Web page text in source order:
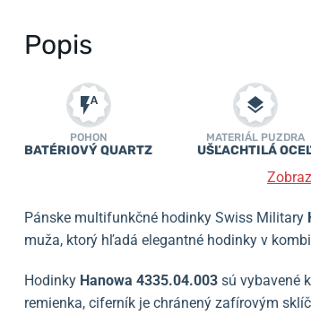
Popis
POHON
BATÉRIOVÝ QUARTZ
MATERIÁL PUZDRA
UŠĽACHTILÁ
Pánske multifunkčné hodinky Swiss Military
muža, ktorý hľadá elegantné hodinky v
Hodinky Hanowa 4335.04.003 sú vybavené
remienka, ciferník je chránený zafírovým